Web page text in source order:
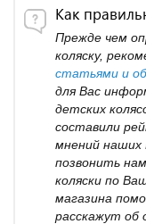
Как
Прежде чем
коляску,
статьями и
для Вас
детских
составили
мнений
позвонить
коляски по
магазина
расскажут об